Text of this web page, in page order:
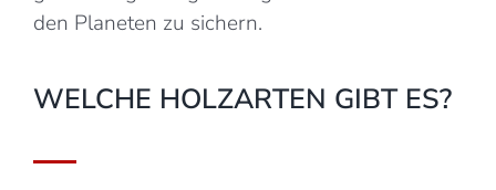
den Planeten zu sichern.
WELCHE HOLZARTEN GIBT ES?